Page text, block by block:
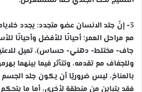
3- إنّ جلد الانسان عضو متجدد: يجدد
مع مراحل العمر؛ أحيانًا للأفضل وأحيانًا
جاف- مختلط- دهني- حساس)، تميل
وللجفاف مع تقدمه، وتتأثر فيما بينهما
بالمناخ، ليس ضروريًا أن يكون جلد الجسم
فقد يتباين من منطقة لأخرى، أما ما يتحكم